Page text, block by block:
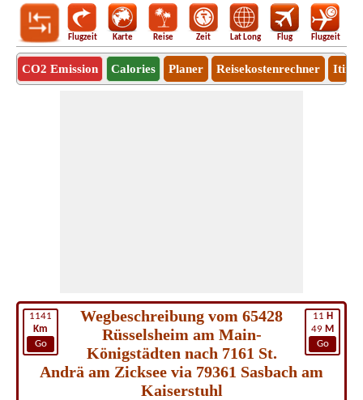
Flugzeit Karte Reise Zeit Lat Long Flug Flugzeit
CO2 Emission Calories Planer Reisekostenrechner
1141
Km
Go
11 H
49 M
Go
Wegbeschreibung vom 65428
Rüsselsheim am Main-
Königstädten nach 7161 St.
Andrä am Zicksee via 79361 Sasbach am
Kaiserstuhl